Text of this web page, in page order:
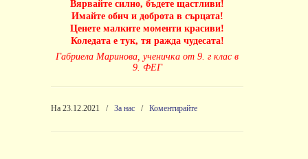
Вярвайте силно, бъдете щастливи!
Имайте обич и доброта в сърцата!
Ценете малките моменти красиви!
Коледата е тук, тя ражда чудесата!
Габриела Маринова, ученичка от 9. г клас в
9. ФЕГ
На 23.12.2021 / За нас / Коментирайте